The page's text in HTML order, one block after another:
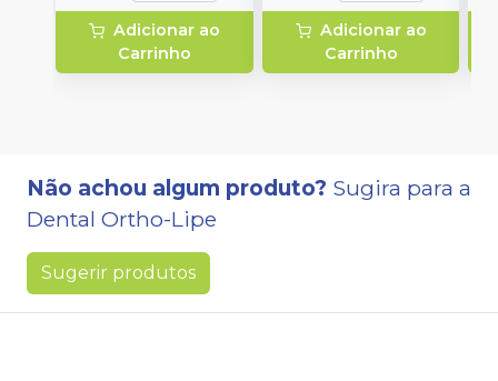
Adicionar ao
Carrinho
Adicionar ao
Carrinho
Não achou algum produto? Sugira para a
Dental Ortho-Lipe
Sugerir produtos